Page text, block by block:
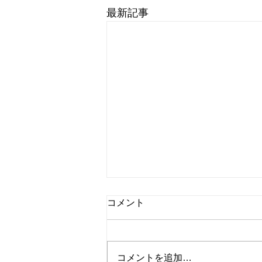
最新記事
コメント
コメントを追加…